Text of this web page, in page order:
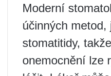
Moderní
účinných metod,
stomatitidy,
onemocnění lze